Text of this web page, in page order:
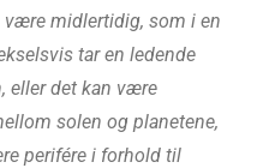
være midlertidig, som i en
tar en ledende
eller det kan være
solen og planetene,
perifére i forhold til